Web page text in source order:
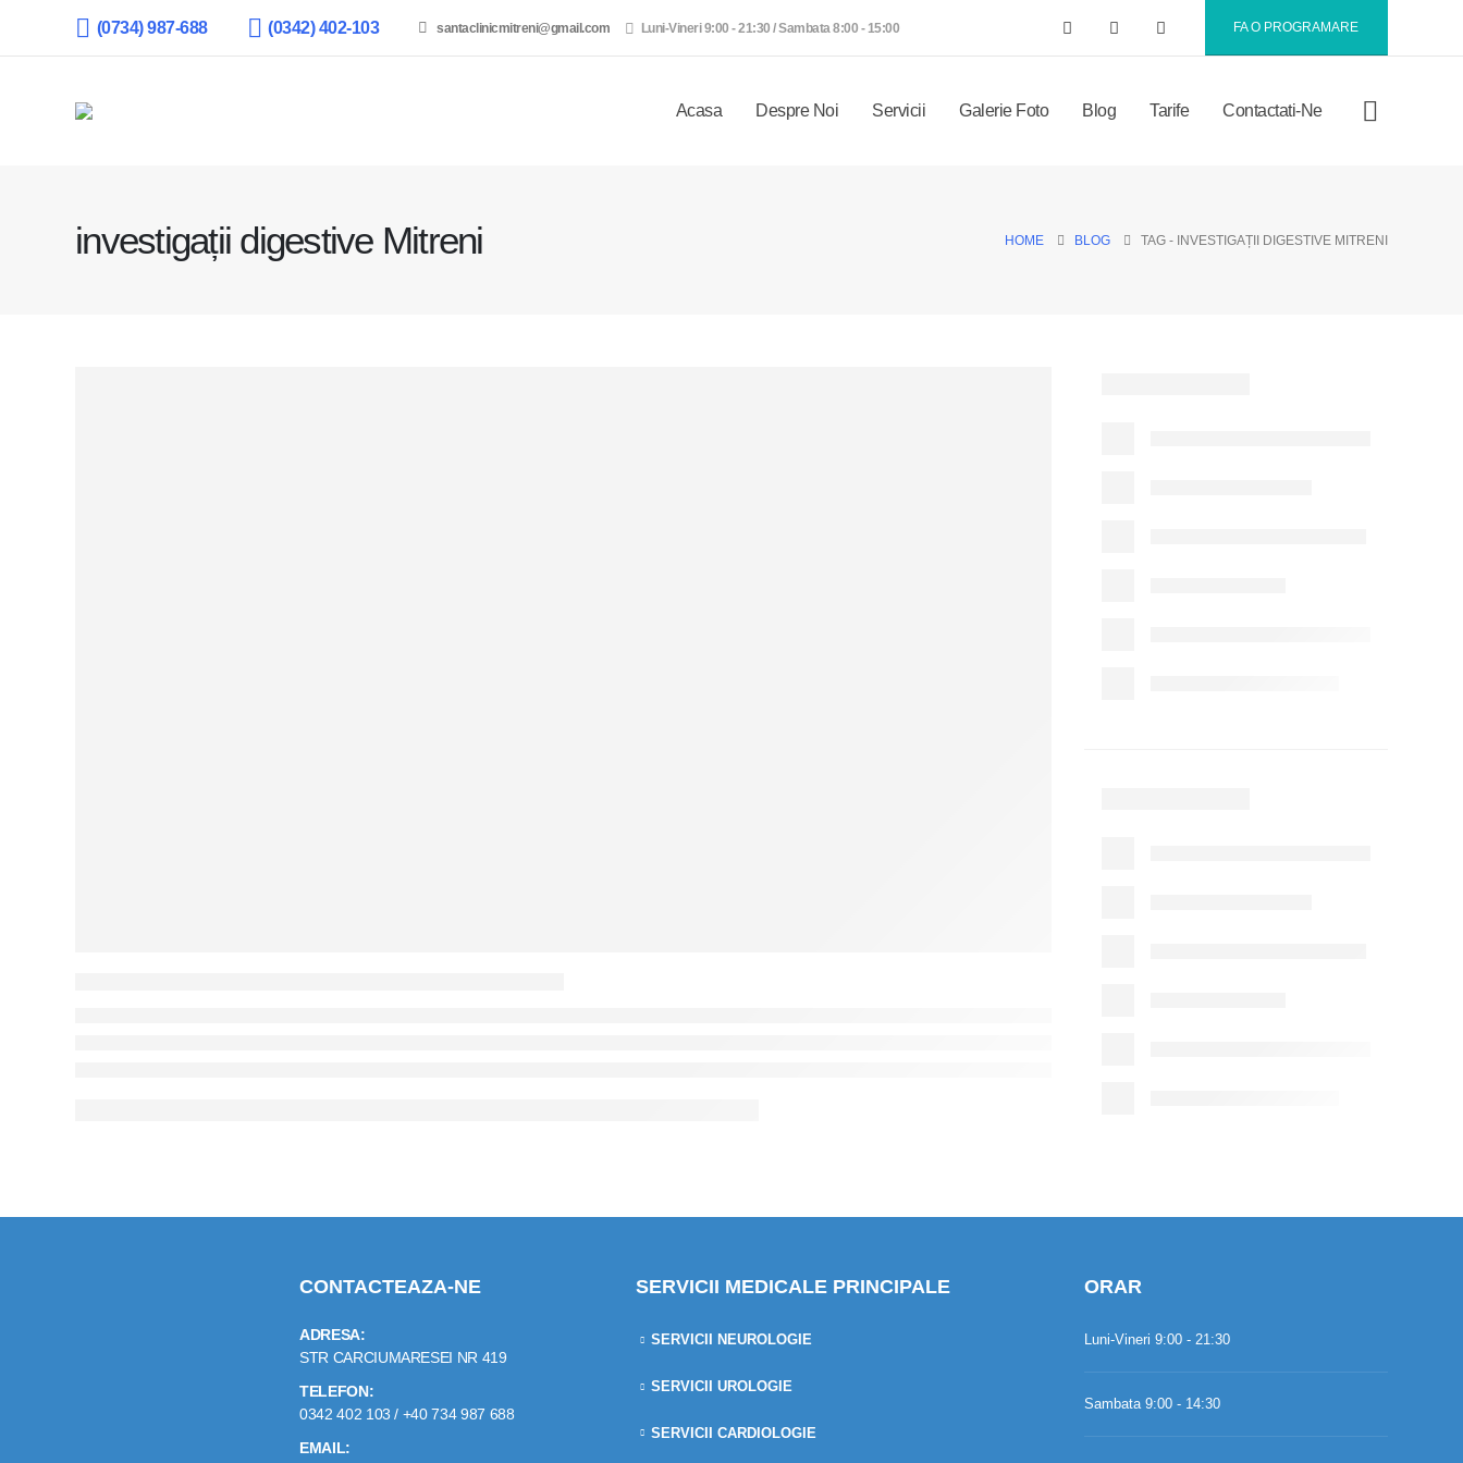
(0734) 987-688 (0342) 402-103 santaclinicmitreni@gmail.com Luni-Vineri 9:00 - 21:30 / Sambata 8:00 - 15:00 FA O PROGRAMARE
Acasa Despre Noi Servicii Galerie Foto Blog Tarife Contactati-Ne
investigații digestive Mitreni HOME BLOG TAG - INVESTIGAȚII DIGESTIVE MITRENI
CONTACTEAZA-NE
ADRESA:
STR CARCIUMARESEI NR 419
TELEFON:
0342 402 103 / +40 734 987 688
EMAIL:
SERVICII MEDICALE PRINCIPALE
SERVICII NEUROLOGIE
SERVICII UROLOGIE
SERVICII CARDIOLOGIE
ORAR
Luni-Vineri 9:00 - 21:30
Sambata 9:00 - 14:30